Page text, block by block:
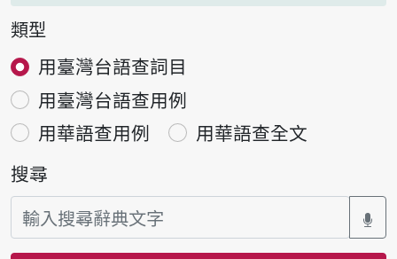
類型
用臺灣台語查詞目
用臺灣台語查用例
用華語查用例
用華語查全文
搜尋